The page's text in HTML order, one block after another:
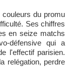
du promu
Ses chiffres
en seize matchs
défensive qui a
l'effectif parisien.
relégation, perdre